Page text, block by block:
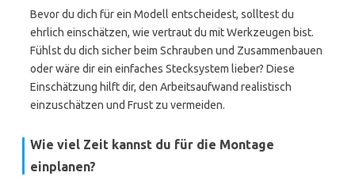
Bevor du dich für ein Modell entscheidest, solltest du
ehrlich einschätzen, wie vertraut du mit Werkzeugen bist.
Fühlst du dich sicher beim Schrauben und Zusammenbauen
oder wäre dir ein einfaches Stecksystem lieber? Diese
Einschätzung hilft dir, den Arbeitsaufwand realistisch
einzuschätzen und Frust zu vermeiden.
Wie viel Zeit kannst du für die Montage
einplanen?